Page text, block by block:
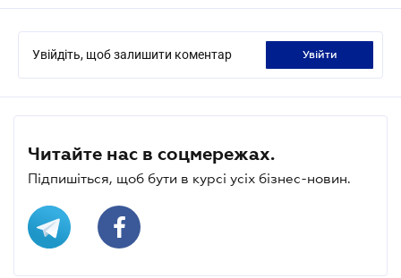
Увійдіть, щоб залишити коментар увійти
Читайте нас в соцмережах.
Підпишіться, щоб бути в курсі усіх бізнес-новин.